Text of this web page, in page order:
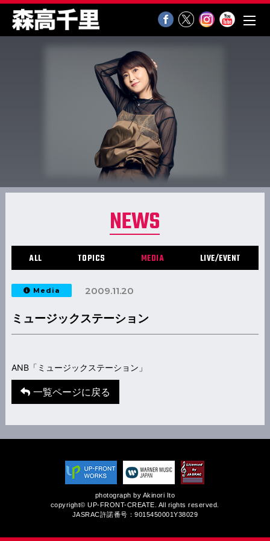
NEWS
ALL TOPICS MEDIA LIVE/EVENT
Media 2009.11.20
ミュージックステーション
ANB「ミュージックステーション」
一覧ページに戻る
photograph by Akinori Ito
copyright© UP-FRONT-CREATE. All rights reserved.
JASRAC許諾番号：9015450001Y38029